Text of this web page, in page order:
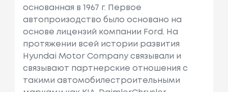
основанная в 1967 г. Первое
автопроизодство было основано на
основе лицензий компании Ford. На
протяжении всей истории развития
Hyundai Motor Company связывали и
связывают партнерские отношения с
такими автомобилестроительными